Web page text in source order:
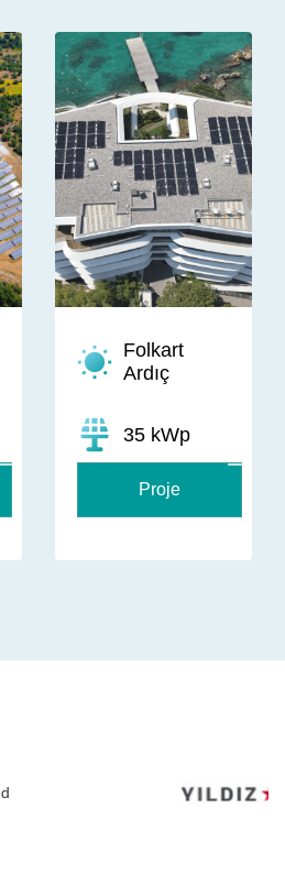
Folkart
Ardıç
35 kWp
Proje